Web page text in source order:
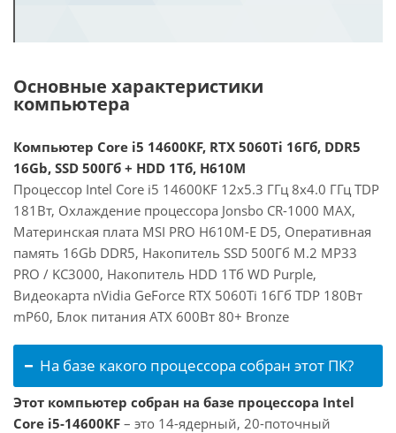
Основные характеристики
компьютера
Компьютер Core i5 14600KF, RTX 5060Ti 16Гб, DDR5
16Gb, SSD 500Гб + HDD 1Тб, H610M
Процессор Intel Core i5 14600KF 12x5.3 ГГц 8x4.0 ГГц TDP
181Вт, Охлаждение процессора Jonsbo CR-1000 MAX,
Материнская плата MSI PRO H610M-E D5, Оперативная
память 16Gb DDR5, Накопитель SSD 500Гб M.2 MP33
PRO / KC3000, Накопитель HDD 1Тб WD Purple,
Видеокарта nVidia GeForce RTX 5060Ti 16Гб TDP 180Вт
mP60, Блок питания ATX 600Вт 80+ Bronze
На базе какого процессора собран этот ПК?
Этот компьютер собран на базе процессора Intel
Core i5-14600KF – это 14-ядерный, 20-поточный